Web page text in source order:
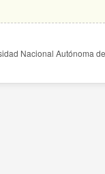
Nacional Autónoma